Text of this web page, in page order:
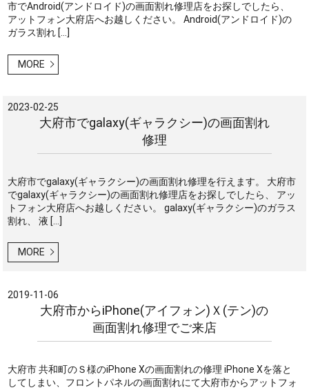
市でAndroid(アンドロイド)の画面割れ修理店をお探しでしたら、
アットフォン大府店へお越しください。 Android(アンドロイド)の
ガラス割れ […]
MORE
2023-02-25
大府市でgalaxy(ギャラクシー)の画面割れ
修理
大府市でgalaxy(ギャラクシー)の画面割れ修理を行えます。 大府市
でgalaxy(ギャラクシー)の画面割れ修理店をお探しでしたら、 アッ
トフォン大府店へお越しください。 galaxy(ギャラクシー)のガラス
割れ、 液 […]
MORE
2019-11-06
大府市からiPhone(アイフォン)Ｘ(テン)の
画面割れ修理でご来店
大府市 共和町のＳ様のiPhone Xの画面割れの修理 iPhone Xを落と
してしまい、フロントパネルの画面割れにて大府市からアットフォ